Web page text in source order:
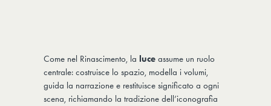
Come nel Rinascimento, la luce assume un ruolo
centrale: costruisce lo spazio, modella i volumi,
guida la narrazione e restituisce significato a ogni
scena, richiamando la tradizione dell’iconografia